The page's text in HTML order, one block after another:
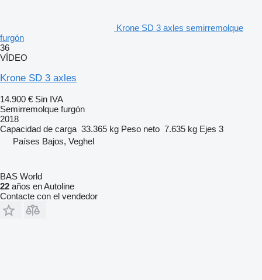
Krone SD 3 axles semirremolque
furgón
36
VÍDEO
Krone SD 3 axles
14.900 € Sin IVA
Semirremolque furgón
2018
Capacidad de carga 33.365 kg Peso neto 7.635 kg Ejes 3
Países Bajos, Veghel
BAS World
22 años en Autoline
Contacte con el vendedor